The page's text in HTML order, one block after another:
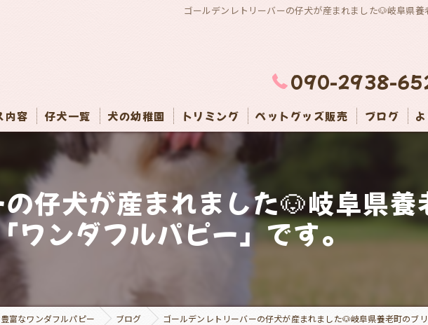
ゴールデンレトリーバーの仔犬が産まれました🐶岐阜県養
090-2938-
内容 仔犬一覧 犬の幼稚園 トリミング ペットグッズ販売 ブログ
仔犬が産まれました🐶岐阜県養
ワンダフルパピー」です。
富なワンダフルパピー ブログ ゴールデンレトリーバーの仔犬が産まれました🐶岐阜県養老町のブ